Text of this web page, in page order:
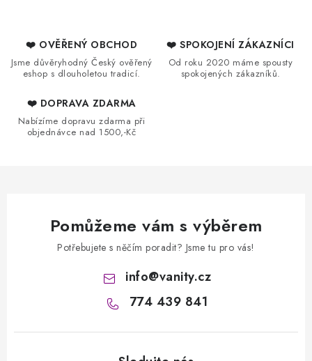
v
❤️ OVĚŘENÝ OBCHOD
Jsme důvěryhodný Český ověřený
eshop s dlouholetou tradicí.
❤️ SPOKOJENÍ ZÁKAZNÍCI
Od roku 2020 máme spousty
spokojených zákazníků.
❤️ DOPRAVA ZDARMA
Nabízíme dopravu zdarma při
objednávce nad 1500,-Kč
Pomůžeme vám s výběrem
Potřebujete s něčím poradit? Jsme tu pro vás!
info@vanity.cz
774 439 841